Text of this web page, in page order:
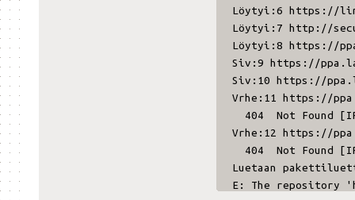
Löytyi:7
Löytyi:8 https://
Siv:9 https://
Siv:10 https://
Vrhe:11 https://
404 Not Found
Vrhe:12 https://
404 Not Found
Luetaan
E: The repository